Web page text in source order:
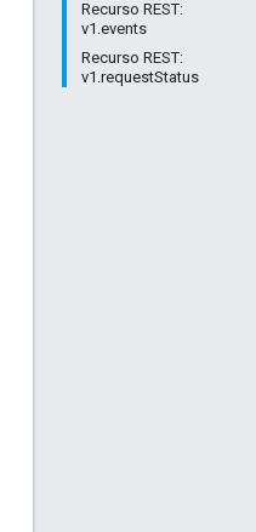
Recurso REST:
v1.events
Recurso REST:
v1.requestStatus